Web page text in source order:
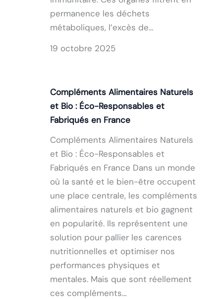
permanence les déchets
métaboliques, l’excès de…
19 octobre 2025
Compléments Alimentaires Naturels
et Bio : Éco-Responsables et
Fabriqués en France
Compléments Alimentaires Naturels
et Bio : Éco-Responsables et
Fabriqués en France Dans un monde
où la santé et le bien-être occupent
une place centrale, les compléments
alimentaires naturels et bio gagnent
en popularité. Ils représentent une
solution pour pallier les carences
nutritionnelles et optimiser nos
performances physiques et
mentales. Mais que sont réellement
ces compléments…